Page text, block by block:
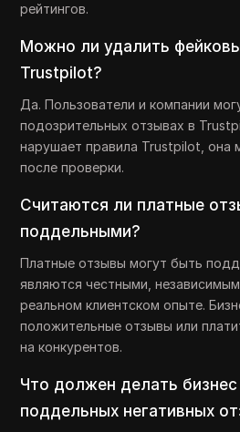
рейтингов.
Можно ли удалить
Trustpilot?
Да. Пользователи и компании
подозрительных отзывах в
нарушает правила Trustpilot, она
после проверки.
Считаются ли платные
поддельными?
Платные отзывы могут быть
являются честными,
реальном клиентском опыте.
положительные отзывы или
на конкурентов.
Что должен делать
поддельных негативных